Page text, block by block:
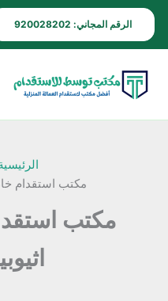
الرقم المجاني: 920028202
تخطي
إلى
المحتوى
مكتب استقدام
مكتب